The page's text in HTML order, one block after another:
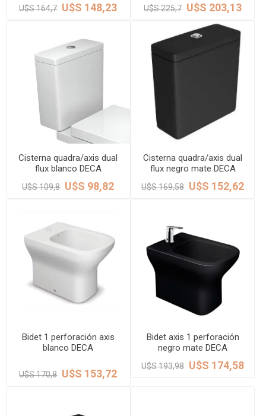
U$S 164,7 U$S 148,23 U$S 225,7 U$S 203,13
Cisterna quadra/axis dual
flux blanco DECA
U$S 109,8 U$S 98,82
Cisterna quadra/axis dual
flux negro mate DECA
U$S 169,58 U$S 152,62
Bidet 1 perforación axis
blanco DECA
U$S 170,8 U$S 153,72
Bidet axis 1 perforación
negro mate DECA
U$S 193,98 U$S 174,58